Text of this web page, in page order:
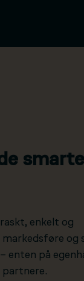
enkelt og
og
enten på
partnere.